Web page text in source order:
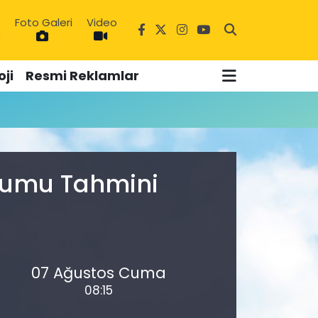
Foto Galeri Video
Resmi Reklamlar
Tahmini
07 Ağustos Cuma
08:15